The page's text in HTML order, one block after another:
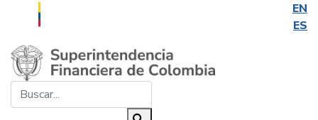
EN
ES
Saltar al contenido principal